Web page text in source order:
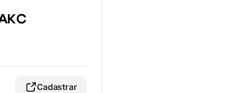
АКС
Cadastrar